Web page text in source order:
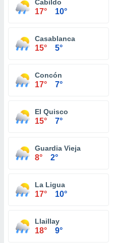
Cabildo
17° 10°
Casablanca
15° 5°
Concón
17° 7°
El Quisco
15° 7°
Guardia Vieja
8° 2°
La Ligua
17° 10°
Llaillay
18° 9°